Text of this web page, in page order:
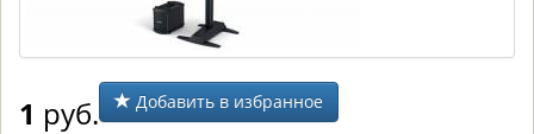
1 руб. Добавить в избранное